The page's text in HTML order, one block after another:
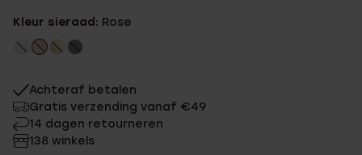
Kleur sieraad: Rose
Achteraf betalen
Gratis verzending vanaf €49
14 dagen retourneren
138 winkels